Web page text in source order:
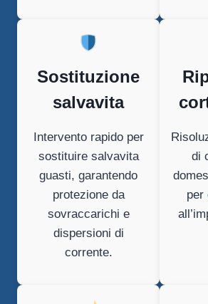
Sostituzione
salvavita
Intervento rapido per
sostituire salvavita
guasti, garantendo
protezione da
sovraccarichi e
dispersioni di
corrente.
di
per